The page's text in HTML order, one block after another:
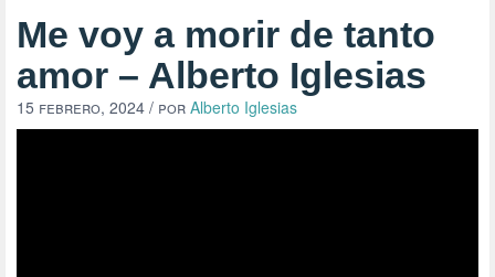
Me voy a morir de tanto
amor – Alberto Iglesias
15 febrero, 2024 / por Alberto Iglesias